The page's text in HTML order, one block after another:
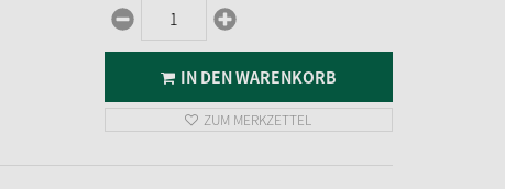
IN DEN WARENKORB
ZUM MERKZETTEL